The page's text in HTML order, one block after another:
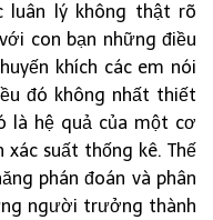
luân lý không thật rõ
con bạn những điều
khích các em nói
đó không nhất thiết
là hệ quả của một cơ
suất thống kê. Thế
phán đoán và phân
người trưởng thành